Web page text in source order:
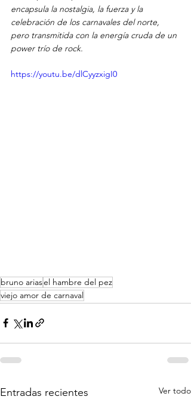
encapsula la nostalgia, la fuerza y la
celebración de los carnavales del norte,
pero transmitida con la energía cruda de un
power trío de rock.
https://youtu.be/dlCyyzxigI0
bruno ariasel hambre del pez
viejo amor de carnaval
Entradas recientes Ver todo